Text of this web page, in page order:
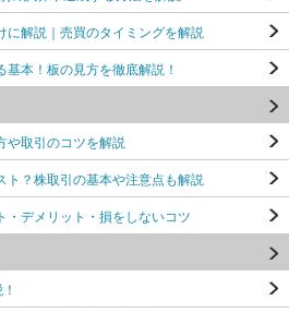
に解説｜売買のタイミングを解説
基本！板の見方を徹底解説！
や取引のコツを解説
？株取引の基本や注意点も解説
デメリット・損をしないコツ